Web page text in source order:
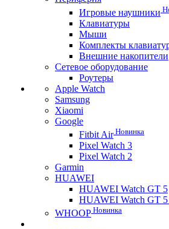
Игровые наушники
Клавиатуры
Мыши
Комплекты
Внешние накопители
Сетевое оборудование
Роутеры
Apple Watch
Samsung
Xiaomi
Google
Fitbit AirНовинка
Pixel Watch 3
Pixel Watch 2
Garmin
HUAWEI
HUAWEI Watch GT 5
HUAWEI Watch GT 5
WHOOP Новинка